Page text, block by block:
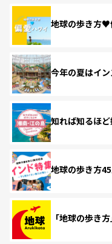
地球の歩き方♥
今年の夏はイン
知れば知るほ
地球の歩き方
「地球の歩き